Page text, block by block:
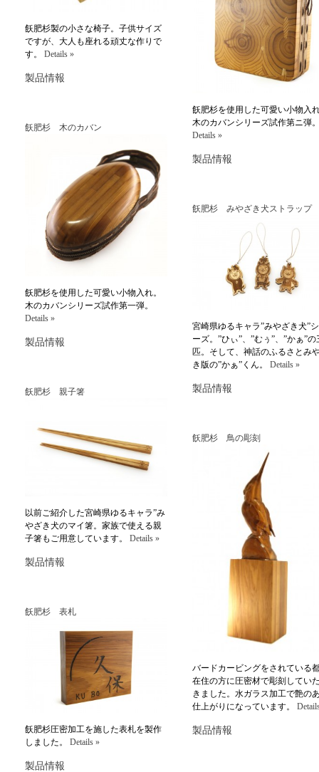
飫肥杉製の小さな椅子。子供サイズ
ですが、大人も座れる頑丈な作りで
す。 Details »
製品情報
飫肥杉を使用した可愛い小物入
木のカバンシリーズ試作第ニ弾
Details »
製品情報
飫肥杉 木のカバン
飫肥杉を使用した可愛い小物入れ。
木のカバンシリーズ試作第一弾。
Details »
製品情報
飫肥杉 みやざき犬ストラップ
宮崎県ゆるキャラ”みやざき犬”
ーズ。”ひぃ”、”むぅ”、”かぁ”の
匹。そして、神話のふるさとみ
き版の”かぁ”くん。 Details »
製品情報
飫肥杉 親子箸
以前ご紹介した宮崎県ゆるキャラ”み
やざき犬のマイ箸。家族で使える親
子箸もご用意しています。 Details »
製品情報
飫肥杉 鳥の彫刻
バードカービングをされている
在住の方に圧密材で彫刻してい
きました。水ガラス加工で艶の
仕上がりになっています。
製品情報
飫肥杉 表札
飫肥杉圧密加工を施した表札を製作
しました。 Details »
製品情報